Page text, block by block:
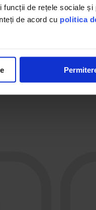
de rețele sociale și
de acord cu politica